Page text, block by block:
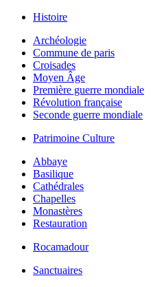
Histoire
Archéologie
Commune de paris
Croisades
Moyen Âge
Première guerre mondiale
Révolution française
Seconde guerre mondiale
Patrimoine Culture
Abbaye
Basilique
Cathédrales
Chapelles
Monastères
Restauration
Rocamadour
Sanctuaires